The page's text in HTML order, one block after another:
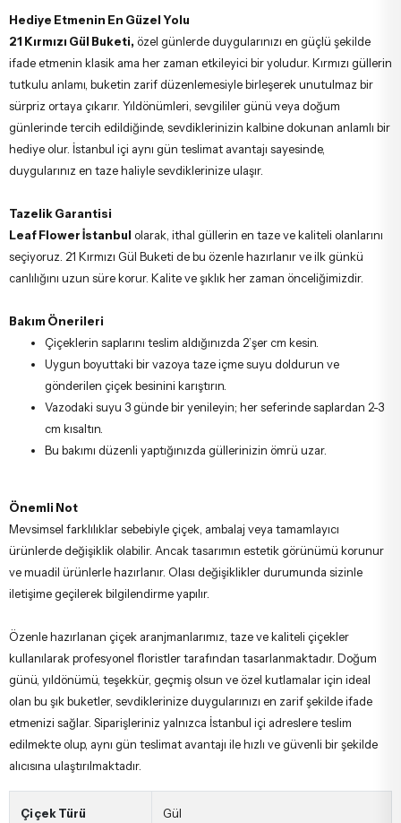
Hediye Etmenin En Güzel Yolu
21 Kırmızı Gül Buketi, özel günlerde duygularınızı en güçlü şekilde
ifade etmenin klasik ama her zaman etkileyici bir yoludur. Kırmızı güllerin
tutkulu anlamı, buketin zarif düzenlemesiyle birleşerek unutulmaz bir
sürpriz ortaya çıkarır. Yıldönümleri, sevgililer günü veya doğum
günlerinde tercih edildiğinde, sevdiklerinizin kalbine dokunan anlamlı bir
hediye olur. İstanbul içi aynı gün teslimat avantajı sayesinde,
duygularınız en taze haliyle sevdiklerinize ulaşır.
Tazelik Garantisi
Leaf Flower İstanbul olarak, ithal güllerin en taze ve kaliteli olanlarını
seçiyoruz. 21 Kırmızı Gül Buketi de bu özenle hazırlanır ve ilk günkü
canlılığını uzun süre korur. Kalite ve şıklık her zaman önceliğimizdir.
Bakım Önerileri
Çiçeklerin saplarını teslim aldığınızda 2’şer cm kesin.
Uygun boyuttaki bir vazoya taze içme suyu doldurun ve
gönderilen çiçek besinini karıştırın.
Vazodaki suyu 3 günde bir yenileyin; her seferinde saplardan 2-3
cm kısaltın.
Bu bakımı düzenli yaptığınızda güllerinizin ömrü uzar.
Önemli Not
Mevsimsel farklılıklar sebebiyle çiçek, ambalaj veya tamamlayıcı
ürünlerde değişiklik olabilir. Ancak tasarımın estetik görünümü korunur
ve muadil ürünlerle hazırlanır. Olası değişiklikler durumunda sizinle
iletişime geçilerek bilgilendirme yapılır.
Özenle hazırlanan çiçek aranjmanlarımız, taze ve kaliteli çiçekler
kullanılarak profesyonel floristler tarafından tasarlanmaktadır. Doğum
günü, yıldönümü, teşekkür, geçmiş olsun ve özel kutlamalar için ideal
olan bu şık buketler, sevdiklerinize duygularınızı en zarif şekilde ifade
etmenizi sağlar. Siparişleriniz yalnızca İstanbul içi adreslere teslim
edilmekte olup, aynı gün teslimat avantajı ile hızlı ve güvenli bir şekilde
alıcısına ulaştırılmaktadır.
Çiçek Türü Gül